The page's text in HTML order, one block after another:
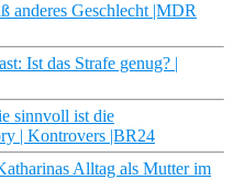
anderes Geschlecht |MDR
Ist das Strafe genug? |
sinnvoll ist die
| Kontrovers |BR24
Alltag als Mutter im